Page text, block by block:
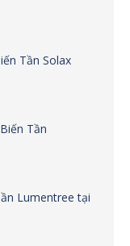
Tần Solax
Tần
Lumentree tại